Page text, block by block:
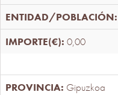
0,00
Gipuzkoa